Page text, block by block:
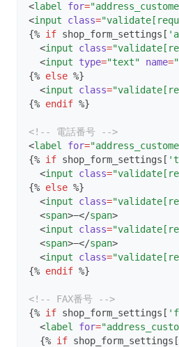
<label for=
<input class=
{% if shop_form_settings[
  <
input class=
  <
input type="text" name=
{% else %}
  <
input class=
{% endif %}
<!-- 電話番号 -->
<label for=
{% if shop_form_settings[
  <
input class=
{% else %}
  <
input class=
  <
span>−</span>
  <
input class=
  <
span>−</span>
  <
input class=
{% endif %}
<!-- FAX番号 -->
{% if shop_form_settings[
  <
label for=
  {%
if shop_form_settings[